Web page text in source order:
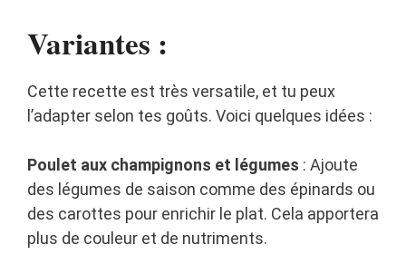
Variantes :
Cette recette est très versatile, et tu peux
l’adapter selon tes goûts. Voici quelques idées :
Poulet aux champignons et légumes : Ajoute
des légumes de saison comme des épinards ou
des carottes pour enrichir le plat. Cela apportera
plus de couleur et de nutriments.